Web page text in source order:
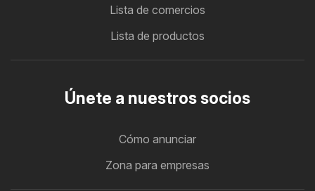
Lista de comercios
Lista de productos
Únete a nuestros socios
Cómo anunciar
Zona para empresas